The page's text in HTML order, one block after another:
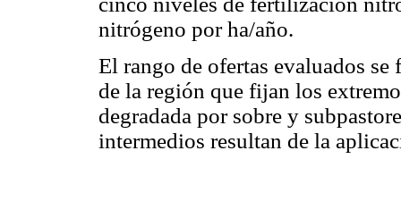
nitrógeno por ha/año.
El rango de ofertas evaluados
de la región que fijan los
degradada por sobre y
intermedios resultan de la